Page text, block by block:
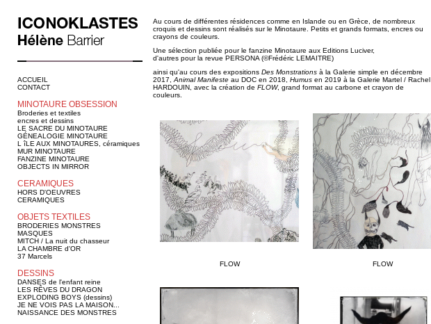
ACCUEIL
CONTACT
MINOTAURE OBSESSION
Broderies et textiles
encres et dessins
LE SACRE DU MINOTAURE
GÉNEALOGIE MINOTAURE
L îLE AUX MINOTAURES, céramiques
MUR MINOTAURE
FANZINE MINOTAURE
OBJECTS IN MIRROR
CERAMIQUES
HORS D'OEUVRES
CERAMIQUES
OBJETS TEXTILES
BRODERIES MONSTRES
MASQUES
MITCH / La nuit du chasseur
LA CHAMBRE d'OR
37 Marcels
DESSINS
DANSES de l'enfant reine
LES RÊVES DU DRAGON
EXPLODING BOYS (dessins)
JE NE VOIS PAS LA MAISON...
NAISSANCE DES MONSTRES
Au cours de différentes résidences comme en Islande ou en Grèce, de nombreux
croquis et dessins sont réalisés sur le Minotaure. Petits et grands formats, encres ou
crayons de couleurs.
Une sélection publiée pour le fanzine Minotaure aux Editions Luciver,
d'autres pour la revue PERSONA (©Frédéric LEMAITRE)
ainsi qu'au cours des expositions Des Monstrations à la Galerie simple en décembre
2017, Animal Manifeste au DOC en 2018, Humus en 2019 à la Galerie Martel / Rachel
HARDOUIN, avec la création de FLOW, grand format au carbone et crayon de
couleurs.
FLOW FLOW